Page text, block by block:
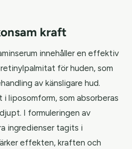
kraft
innehåller en effektiv
för huden, som
av känsligare hud.
liposomform, som absorberas
I formuleringen av
ingredienser tagits i
effekten, kraften och